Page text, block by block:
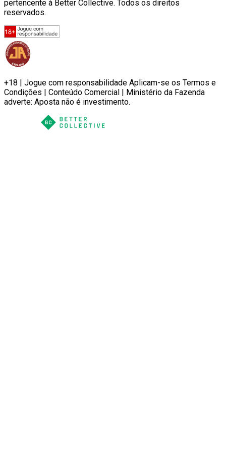
pertencente à Better Collective. Todos os direitos
reservados.
+18 | Jogue com responsabilidade Aplicam-se os Termos e
Condições | Conteúdo Comercial | Ministério da Fazenda
adverte: Aposta não é investimento.